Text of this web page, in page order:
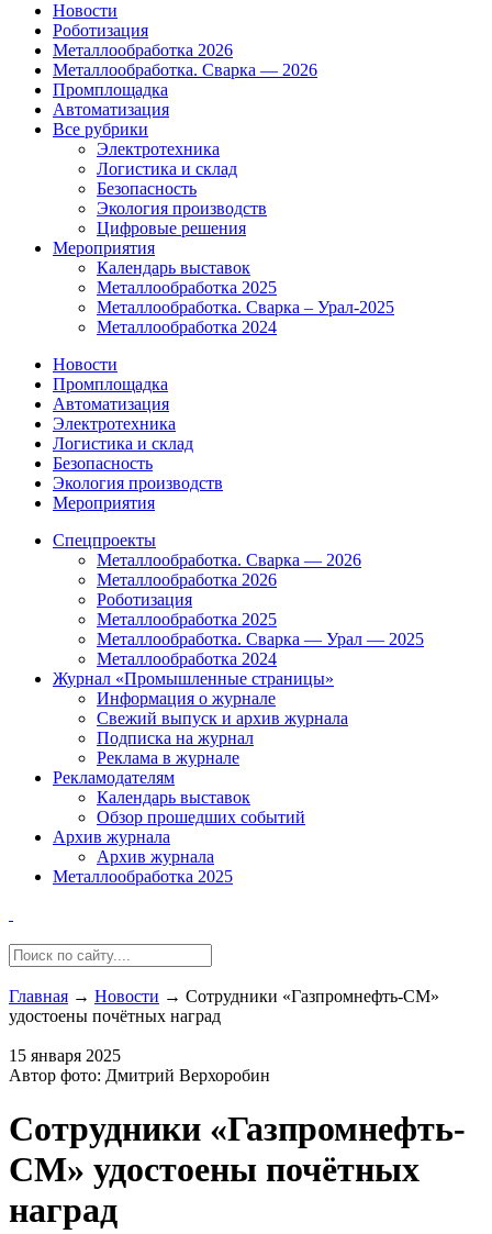
Новости
Роботизация
Металлообработка 2026
Металлообработка. Сварка — 2026
Промплощадка
Автоматизация
Все рубрики
Электротехника
Логистика и склад
Безопасность
Экология производств
Цифровые решения
Мероприятия
Календарь выставок
Металлообработка 2025
Металлообработка. Сварка – Урал-2025
Металлообработка 2024
Новости
Промплощадка
Автоматизация
Электротехника
Логистика и склад
Безопасность
Экология производств
Мероприятия
Спецпроекты
Металлообработка. Сварка — 2026
Металлообработка 2026
Роботизация
Металлообработка 2025
Металлообработка. Сварка — Урал — 2025
Металлообработка 2024
Журнал «Промышленные страницы»
Информация о журнале
Свежий выпуск и архив журнала
Подписка на журнал
Реклама в журнале
Рекламодателям
Календарь выставок
Обзор прошедших событий
Архив журнала
Архив журнала
Металлообработка 2025
Главная → Новости → Сотрудники «Газпромнефть-СМ»
удостоены почётных наград
15 января 2025
Автор фото: Дмитрий Верхоробин
Сотрудники «Газпромнефть-
СМ» удостоены почётных
наград